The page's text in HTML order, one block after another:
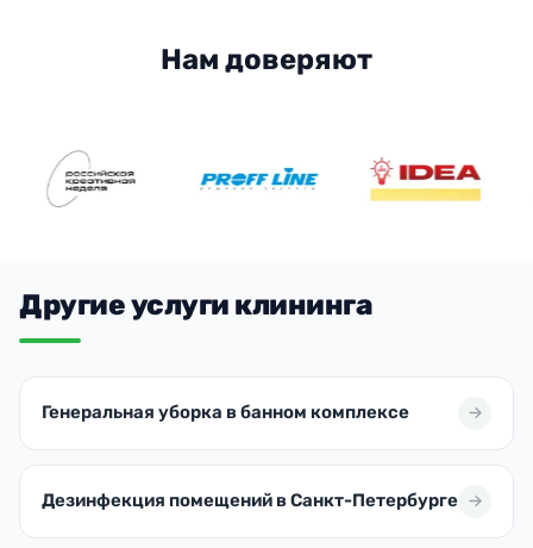
Нам доверяют
Другие услуги клининга
Генеральная уборка в банном комплексе
Дезинфекция помещений в Санкт-Петербурге